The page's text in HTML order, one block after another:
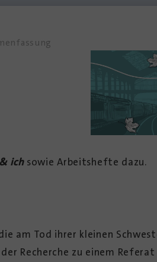
ich sowie Arbeitshefte dazu.
am Tod ihrer kleinen
Recherche zu einem Referat